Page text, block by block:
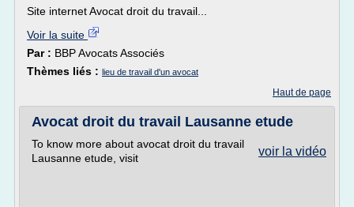
Site internet Avocat droit du travail...
Voir la suite
Par : BBP Avocats Associés
Thèmes liés : lieu de travail d'un avocat
Haut de page
Avocat droit du travail Lausanne etude
voir la vidéo
To know more about avocat droit du travail
Lausanne etude, visit